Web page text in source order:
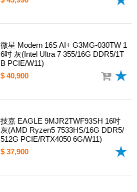
微星 Modern 16S AI+ G3MG-030TW 1
6吋 灰(Intel Ultra 7 355/16G DDR5/1T
B PCIE/W11)
$ 40,900
技嘉 EAGLE 9MJR2TWF93SH 16吋
灰(AMD Ryzen5 7533HS/16G DDR5/
512G PCIE/RTX4050 6G/W11)
$ 37,900